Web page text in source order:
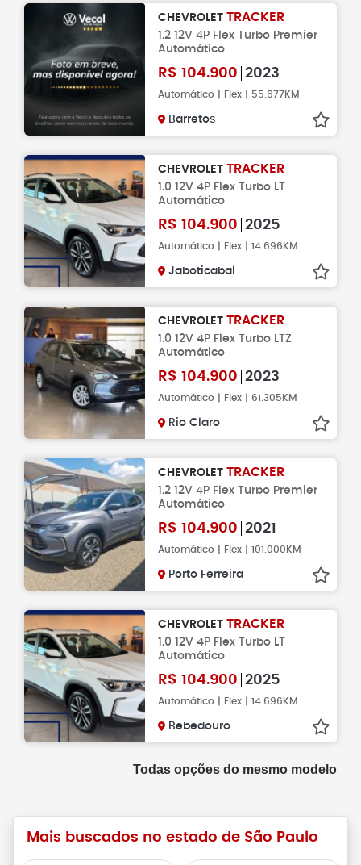
CHEVROLET TRACKER
1.2 12V 4P Flex Turbo Premier
Automático
R$ 104.900 2023
Automático | Flex | 55.677KM
Barretos
CHEVROLET TRACKER
1.0 12V 4P Flex Turbo LT
Automático
R$ 104.900 2025
Automático | Flex | 14.696KM
Jaboticabal
CHEVROLET TRACKER
1.0 12V 4P Flex Turbo LTZ
Automático
R$ 104.900 2023
Automático | Flex | 61.305KM
Rio Claro
CHEVROLET TRACKER
1.2 12V 4P Flex Turbo Premier
Automático
R$ 104.900 2021
Automático | Flex | 101.000KM
Porto Ferreira
CHEVROLET TRACKER
1.0 12V 4P Flex Turbo LT
Automático
R$ 104.900 2025
Automático | Flex | 14.696KM
Bebedouro
Todas opções do mesmo modelo
Mais buscados no estado de São Paulo